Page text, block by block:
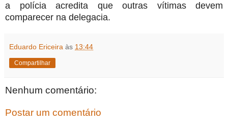
a polícia acredita que outras vítimas devem
comparecer na delegacia.
Eduardo Ericeira às 13:44
Compartilhar
Nenhum comentário:
Postar um comentário